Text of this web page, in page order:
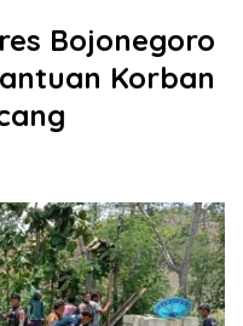
Bojonegoro
Korban